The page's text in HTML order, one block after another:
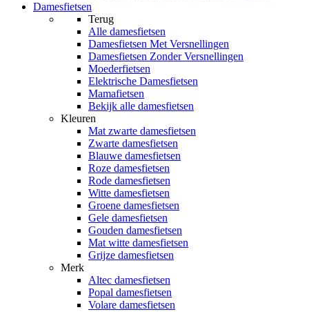
Damesfietsen
Terug
Alle damesfietsen
Damesfietsen Met Versnellingen
Damesfietsen Zonder Versnellingen
Moederfietsen
Elektrische Damesfietsen
Mamafietsen
Bekijk alle damesfietsen
Kleuren
Mat zwarte damesfietsen
Zwarte damesfietsen
Blauwe damesfietsen
Roze damesfietsen
Rode damesfietsen
Witte damesfietsen
Groene damesfietsen
Gele damesfietsen
Gouden damesfietsen
Mat witte damesfietsen
Grijze damesfietsen
Merk
Altec damesfietsen
Popal damesfietsen
Volare damesfietsen